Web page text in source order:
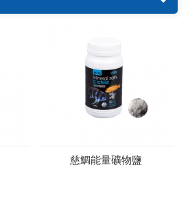
慈鯛能量礦物鹽